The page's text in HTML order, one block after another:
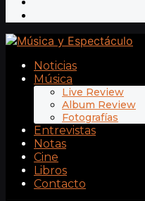
Noticias
Música
Live Review
Album Review
Fotografías
Entrevistas
Notas
Cine
Libros
Contacto